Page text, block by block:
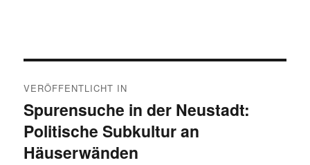
VERÖFFENTLICHT IN
Spurensuche in der Neustadt:
Politische Subkultur an
Häuserwänden